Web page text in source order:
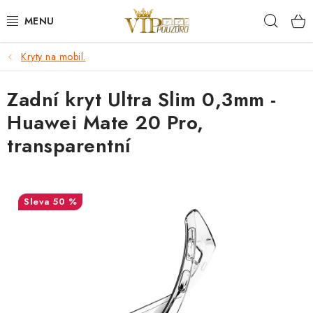
na
KRYTY NA MOBIL.
OCHRANA DISPLEJE - SKLO A FÓLIE
KABELY A NABÍJEČKY
DRŽÁKY A STOJÁNKY
Kryty na mobil.
Zadní kryt Ultra Slim 0,3mm -
Huawei Mate 20 Pro,
transparentní
50 %